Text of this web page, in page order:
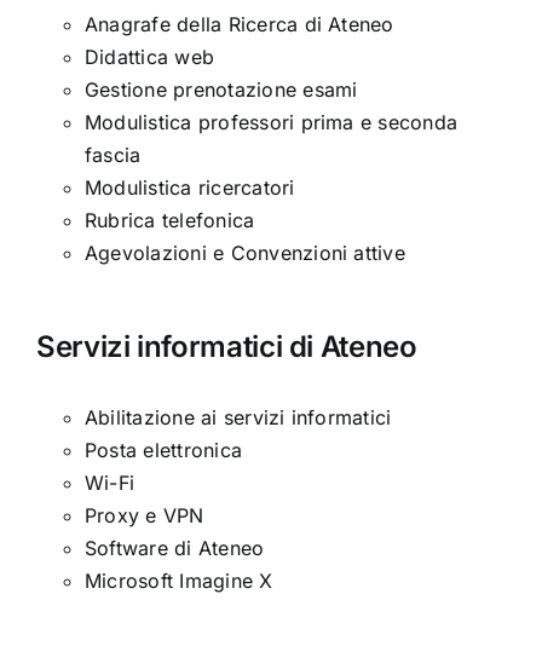
Anagrafe della Ricerca di Ateneo
Didattica web
Gestione prenotazione esami
Modulistica professori prima e seconda
fascia
Modulistica ricercatori
Rubrica telefonica
Agevolazioni e Convenzioni attive
Servizi informatici di Ateneo
Abilitazione ai servizi informatici
Posta elettronica
Wi-Fi
Proxy e VPN
Software di Ateneo
Microsoft Imagine X